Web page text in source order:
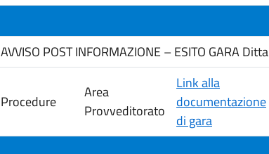
AVVISO POST INFORMAZIONE – ESITO GARA
Procedure
Area
Provveditorato
Link alla
documentazione
di gara